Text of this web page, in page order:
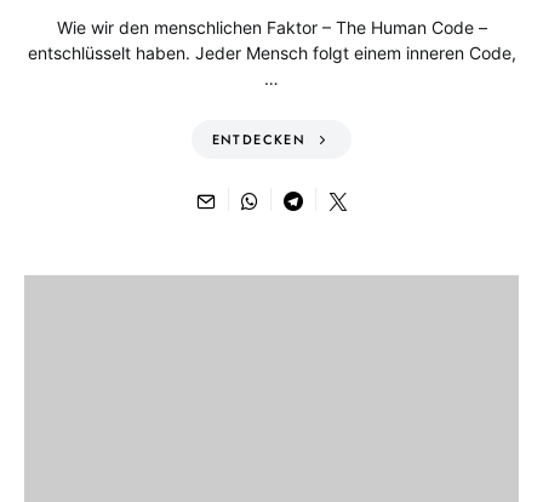
Wie wir den menschlichen Faktor – The Human Code –
entschlüsselt haben. Jeder Mensch folgt einem inneren Code,
…
ENTDECKEN